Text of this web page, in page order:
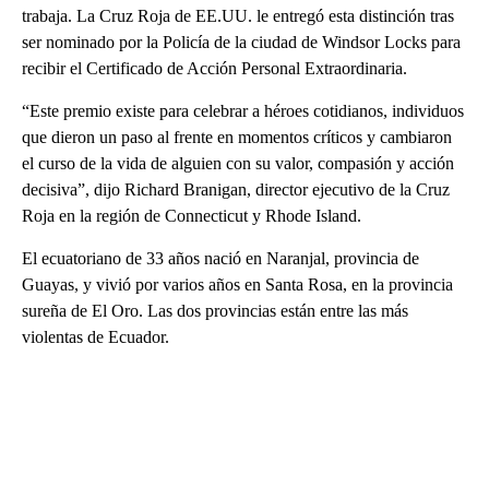
trabaja. La Cruz Roja de EE.UU. le entregó esta distinción tras
ser nominado por la Policía de la ciudad de Windsor Locks para
recibir el Certificado de Acción Personal Extraordinaria.
“Este premio existe para celebrar a héroes cotidianos, individuos
que dieron un paso al frente en momentos críticos y cambiaron
el curso de la vida de alguien con su valor, compasión y acción
decisiva”, dijo Richard Branigan, director ejecutivo de la Cruz
Roja en la región de Connecticut y Rhode Island.
El ecuatoriano de 33 años nació en Naranjal, provincia de
Guayas, y vivió por varios años en Santa Rosa, en la provincia
sureña de El Oro. Las dos provincias están entre las más
violentas de Ecuador.